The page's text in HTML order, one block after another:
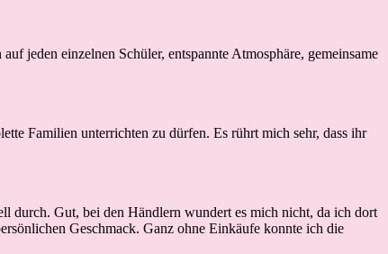
jeden einzelnen Schüler, entspannte Atmosphäre, gemeinsame
Familien unterrichten zu dürfen. Es rührt mich sehr, dass ihr
durch. Gut, bei den Händlern wundert es mich nicht, da ich dort
Geschmack. Ganz ohne Einkäufe konnte ich die